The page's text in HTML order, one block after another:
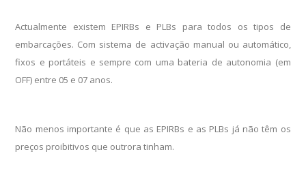
Actualmente existem EPIRBs e PLBs para todos os tipos de
embarcações. Com sistema de activação manual ou automático,
fixos e portáteis e sempre com uma bateria de autonomia (em
OFF) entre 05 e 07 anos.
Não menos importante é que as EPIRBs e as PLBs já não têm os
preços proibitivos que outrora tinham.